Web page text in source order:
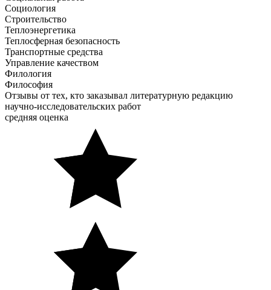
Социология
Строительство
Теплоэнергетика
Теплосферная безопасность
Транспортные средства
Управление качеством
Филология
Философия
Отзывы от тех, кто заказывал литературную редакцию
научно-исследовательских работ
средняя оценка